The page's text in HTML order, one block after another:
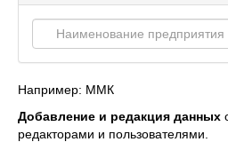
Например: ММК
Добавление и редакция данных
редакторами и пользователями.